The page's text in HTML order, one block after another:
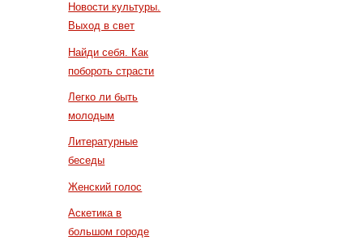
Новости культуры.
Выход в свет
Найди себя. Как
побороть страсти
Легко ли быть
молодым
Литературные
беседы
Женский голос
Аскетика в
большом городе